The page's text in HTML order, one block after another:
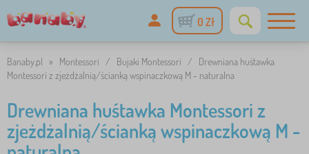
0 Zł
Banaby.pl » Montessori / Bujaki Montessori /
Drewniana huśtawka
Montessori z zjeżdżalnią/ścianką wspinaczkową M - naturalna
Drewniana huśtawka Montessori z
zjeżdżalnią/ścianką wspinaczkową M -